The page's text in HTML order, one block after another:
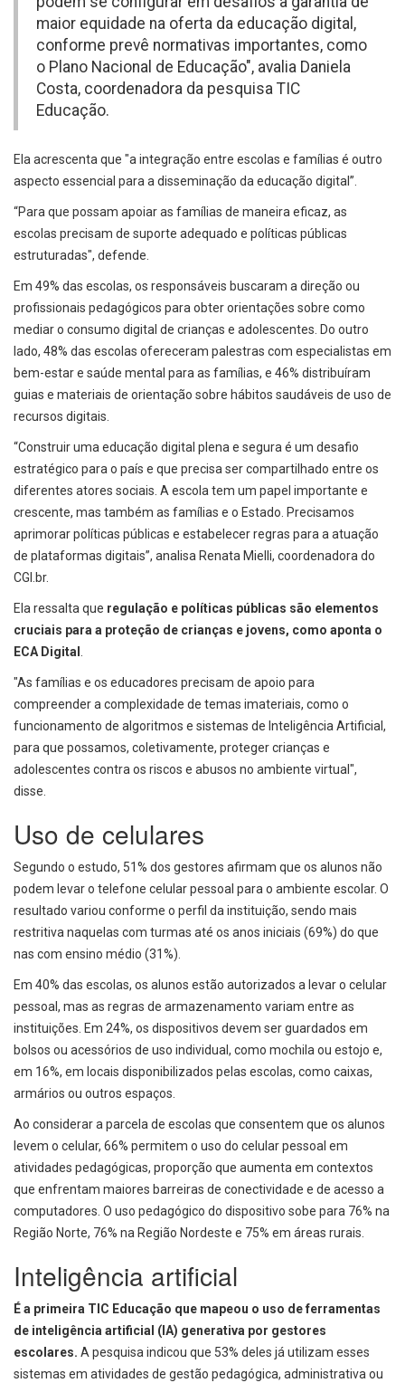
maior equidade na oferta da educação digital,
conforme prevê normativas importantes, como
o Plano Nacional de Educação", avalia Daniela
Costa, coordenadora da pesquisa TIC
Educação.
Ela acrescenta que "a integração entre escolas e famílias é outro
aspecto essencial para a disseminação da educação digital”.
“Para que possam apoiar as famílias de maneira eficaz, as
escolas precisam de suporte adequado e políticas públicas
estruturadas", defende.
Em 49% das escolas, os responsáveis buscaram a direção ou
profissionais pedagógicos para obter orientações sobre como
mediar o consumo digital de crianças e adolescentes. Do outro
lado, 48% das escolas ofereceram palestras com especialistas em
bem-estar e saúde mental para as famílias, e 46% distribuíram
guias e materiais de orientação sobre hábitos saudáveis de uso de
recursos digitais.
“Construir uma educação digital plena e segura é um desafio
estratégico para o país e que precisa ser compartilhado entre os
diferentes atores sociais. A escola tem um papel importante e
crescente, mas também as famílias e o Estado. Precisamos
aprimorar políticas públicas e estabelecer regras para a atuação
de plataformas digitais”, analisa Renata Mielli, coordenadora do
CGI.br.
Ela ressalta que regulação e políticas públicas são elementos
cruciais para a proteção de crianças e jovens, como aponta o
ECA Digital
"As famílias e os educadores precisam de apoio para
compreender a complexidade de temas imateriais, como o
funcionamento de algoritmos e sistemas de Inteligência Artificial,
para que possamos, coletivamente, proteger crianças e
adolescentes contra os riscos e abusos no ambiente virtual",
disse.
Uso de celulares
Segundo o estudo, 51% dos gestores afirmam que os alunos não
podem levar o telefone celular pessoal para o ambiente escolar. O
resultado variou conforme o perfil da instituição, sendo mais
restritiva naquelas com turmas até os anos iniciais (69%) do que
nas com ensino médio (31%).
Em 40% das escolas, os alunos estão autorizados a levar o celular
pessoal, mas as regras de armazenamento variam entre as
instituições. Em 24%, os dispositivos devem ser guardados em
bolsos ou acessórios de uso individual, como mochila ou estojo e,
em 16%, em locais disponibilizados pelas escolas, como caixas,
armários ou outros espaços.
Ao considerar a parcela de escolas que consentem que os alunos
levem o celular, 66% permitem o uso do celular pessoal em
atividades pedagógicas, proporção que aumenta em contextos
que enfrentam maiores barreiras de conectividade e de acesso a
computadores. O uso pedagógico do dispositivo sobe para 76% na
Região Norte, 76% na Região Nordeste e 75% em áreas rurais.
Inteligência artificial
É a primeira TIC Educação que mapeou o uso de ferramentas
de inteligência artificial (IA) generativa por gestores
escolares. A pesquisa indicou que 53% deles já utilizam esses
sistemas em atividades de gestão pedagógica, administrativa ou